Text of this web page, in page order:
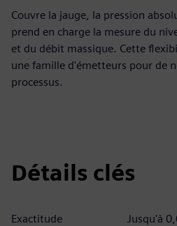
Couvre la jauge, la pression
prend en charge la mesure du
et du débit massique. Cette
une famille d'émetteurs pour de
processus.
Détails clés
Exactitude
Jusqu'à